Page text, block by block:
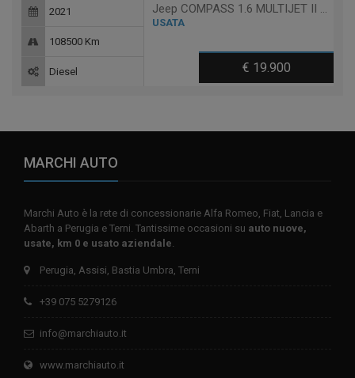
Jeep COMPASS 1.6 MULTIJET II 2WD LIMITED
USATA
€ 19.900
2021
108500 Km
Diesel
MARCHI AUTO
Marchi Auto è la rete di concessionarie Alfa Romeo, Fiat, Lancia e
Abarth a Perugia e Terni. Tantissime occasioni su auto nuove,
usate, km 0 e usato aziendale.
Perugia, Assisi, Bastia Umbra, Terni
+39 075 5279126
info@marchiauto.it
www.marchiauto.it